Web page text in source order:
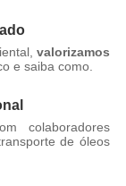
valorizamos
e saiba como.
colaboradores
de óleos